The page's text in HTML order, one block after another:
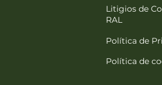
Litigios de
RAL
Política de
Política de